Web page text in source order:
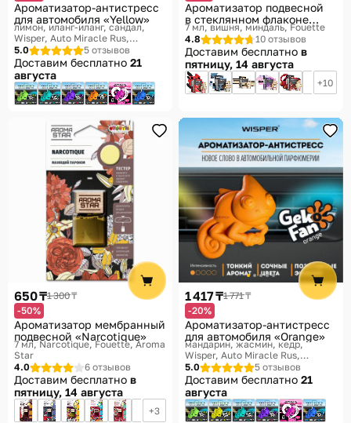
Ароматизатор-антистресс
для автомобиля «Yellow»
лимон, иланг-иланг, сандал
Wisper, Auto Miracle Rus,
GekoFan
5.0 5 отзывов
Доставим бесплатно 21
августа
Ароматизатор подвесной
в стеклянном флаконе
«Cherry Amaretto»
7 мл, вишня, миндаль Fouette
4.8
10 отзывов
Доставим бесплатно в
пятницу, 14 августа
10
650 ₸1 300 ₸
-50%
Ароматизатор мембранный
подвесной «Narcotique»
7 мл, Narcotique Fouette, Aroma
Star
4.0
6 отзывов
Доставим бесплатно в
пятницу, 14 августа
3
1 417 ₸1 771 ₸
-20%
Ароматизатор-антистресс
для автомобиля «Orange»
мандарин, жасмин, кедр
Wisper, Auto Miracle Rus,
GekoFan
5.0 5 отзывов
Доставим бесплатно 21
августа